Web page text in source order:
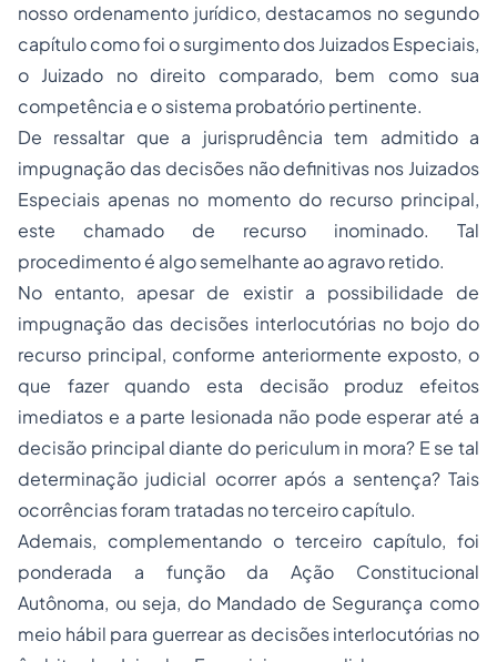
nosso ordenamento jurídico, destacamos no segundo
capítulo como foi o surgimento dos Juizados Especiais,
o Juizado no direito comparado, bem como sua
competência e o sistema probatório pertinente.
De ressaltar que a jurisprudência tem admitido a
impugnação das decisões não definitivas nos Juizados
Especiais apenas no momento do recurso principal,
este chamado de recurso inominado. Tal
procedimento é algo semelhante ao agravo retido.
No entanto, apesar de existir a possibilidade de
impugnação das decisões interlocutórias no bojo do
recurso principal, conforme anteriormente exposto, o
que fazer quando esta decisão produz efeitos
imediatos e a parte lesionada não pode esperar até a
decisão principal diante do periculum in mora? E se tal
determinação judicial ocorrer após a sentença? Tais
ocorrências foram tratadas no terceiro capítulo.
Ademais, complementando o terceiro capítulo, foi
ponderada a função da Ação Constitucional
Autônoma, ou seja, do Mandado de Segurança como
meio hábil para guerrear as decisões interlocutórias no